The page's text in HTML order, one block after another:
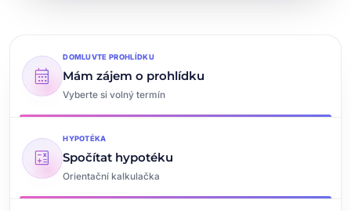
calendar_month
DOMLUVTE PROHLÍDKU
Mám zájem o prohlídku
Vyberte si volný termín
calculate
HYPOTÉKA
Spočítat hypotéku
Orientační kalkulačka